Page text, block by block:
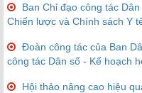
Ban Chỉ đạo công tác
Chiến lược và Chính sách Y
Đoàn công tác của Ban
công tác Dân số - Kế hoạch
Hội thảo nâng cao hiệu